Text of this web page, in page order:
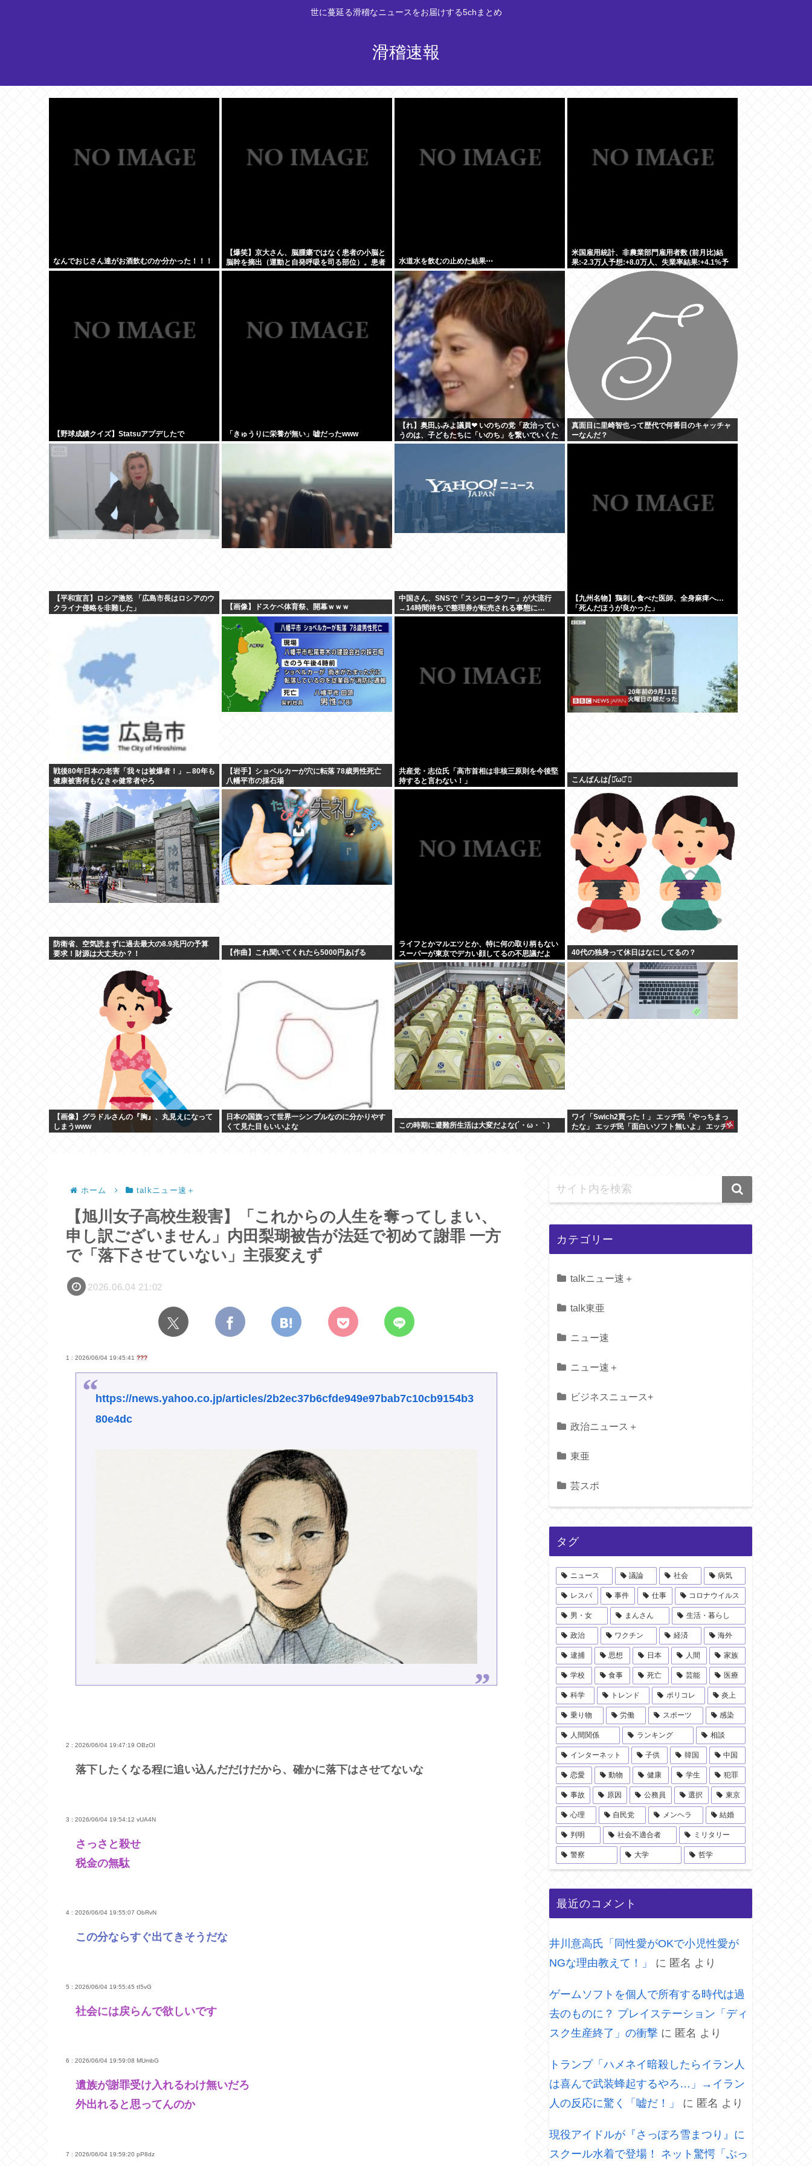
世に蔓延る滑稽なニュースをお届けする5chまとめ
滑稽速報
なんでおじさん達がお酒飲むのか分かった！！！
【爆笑】京大さん、脳腫瘍ではなく患者の小脳と
脳幹を摘出（運動と自発呼吸を司る部位）。患者
は生き地獄に
水道水を飲むの止めた結果⋯
米国雇用統計、非農業部門雇用者数 (前月比)結
果:-2.3万人予想:+8.0万人、失業率結果:+4.1%予
想:+4.2%、9月利下げか
【野球成績クイズ】Statsuアプデしたで 「きゅうりに栄養が無い」嘘だったwww
【れ】奥田ふみよ議員❤‍ いのちの党「政治ってい
うのは、子どもたちに「いのち」を繋いでいくた
めにあるんだよ。」
真面目に里崎智也って歴代で何番目のキャッチャ
ーなんだ？
【平和宣言】ロシア激怒 「広島市長はロシアのウ
クライナ侵略を非難した」
【画像】ドスケベ体育祭、開幕ｗｗｗ
中国さん、SNSで「スシロータワー」が大流行
→14時間待ちで整理券が転売される事態に…
【九州名物】鶏刺し食べた医師、全身麻痺へ…
「死んだほうが良かった」
戦後80年日本の老害「我々は被爆者！」←80年も
健康被害何もなきゃ健常者やろ
【岩手】ショベルカーが穴に転落 78歳男性死亡
八幡平市の採石場
共産党・志位氏「高市首相は非核三原則を今後堅
持すると言わない！」
こんばんは⎛・᷄ω・᷅ ⎞
防衛省、空気読まずに過去最大の8.9兆円の予算
要求！財源は大丈夫か？！
【作曲】これ聞いてくれたら5000円あげる
ライフとかマルエツとか、特に何の取り柄もない
スーパーが東京でデカい顔してるの不思議だよ
な、普通OK行くだろ
40代の独身って休日はなにしてるの？
【画像】グラドルさんの『胸』、丸見えになって
しまうwww
日本の国旗って世界一シンプルなのに分かりやす
くて見た目もいいよな
この時期に避難所生活は大変だよな(´・ω・｀)
ワイ「Swich2買った！」 エッヂ民「やっちまっ
たな」 エッヂ民「面白いソフト無いよ」 エッヂ
ホーム talkニュー速＋
【旭川女子高校生殺害】「これからの人生を奪ってしまい、
申し訳ございません」内田梨瑚被告が法廷で初めて謝罪 一方
で「落下させていない」主張変えず
2026.06.04 21:02
1 : 2026/06/04 19:45:41 ???
https://news.yahoo.co.jp/articles/2b2ec37b6cfde949e97bab7c10cb9154b3
80e4dc
2 : 2026/06/04 19:47:19 OBzOI
落下したくなる程に追い込んだだけだから、確かに落下はさせてないな
3 : 2026/06/04 19:54:12 vUA4N
さっさと殺せ
税金の無駄
4 : 2026/06/04 19:55:07 ObRvN
この分ならすぐ出てきそうだな
5 : 2026/06/04 19:55:45 tI5vG
社会には戻らんで欲しいです
6 : 2026/06/04 19:59:08 MUmbG
遺族が謝罪受け入れるわけ無いだろ
外出れると思ってんのか
7 : 2026/06/04 19:59:20 pP8dz
カテゴリー
talkニュー速＋
talk東亜
ニュー速
ニュー速＋
ビジネスニュース+
政治ニュース＋
東亜
芸スポ
タグ
ニュース 議論 社会 病気
レスバ 事件 仕事 コロナウイルス
男・女 まんさん 生活・暮らし
政治 ワクチン 経済 海外
逮捕 思想 日本 人間 家族
学校 食事 死亡 芸能 医療
科学 トレンド ポリコレ 炎上
乗り物 労働 スポーツ 感染
人間関係 ランキング 相談
インターネット 子供 韓国 中国
恋愛 動物 健康 学生 犯罪
事故 原因 公務員 選択 東京
心理 自民党 メンヘラ 結婚
判明 社会不適合者 ミリタリー
警察 大学 哲学
最近のコメント
井川意高氏「同性愛がOKで小児性愛が
NGな理由教えて！」
に 匿名 より
ゲームソフトを個人で所有する時代は過
去のものに？ プレイステーション「ディ
スク生産終了」の衝撃 に 匿名 より
トランプ「ハメネイ暗殺したらイラン人
は喜んで武装蜂起するやろ…」→イラン
人の反応に驚く「嘘だ！」
に 匿名 より
現役アイドルが『さっぽろ雪まつり』に
スクール水着で登場！ ネット驚愕「ぶっ